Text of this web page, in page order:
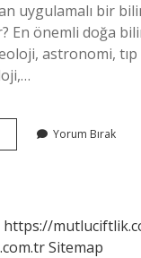
uygulamalı bir
En önemli doğa
astronomi,
Yorum Bırak
https://
Sitemap